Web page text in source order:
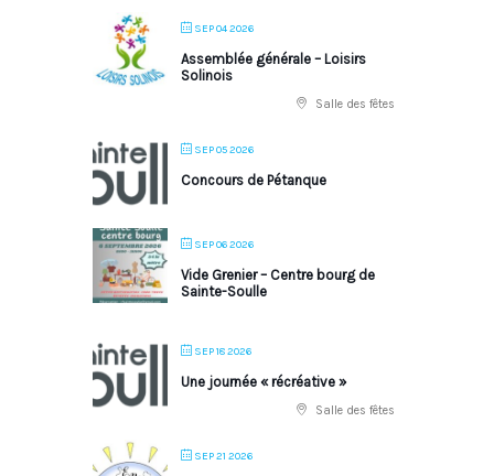
SEP 04 2026
Assemblée générale – Loisirs
Solinois
Salle des fêtes
SEP 05 2026
Concours de Pétanque
SEP 06 2026
Vide Grenier – Centre bourg de
Sainte-Soulle
SEP 18 2026
Une journée « récréative »
Salle des fêtes
SEP 21 2026